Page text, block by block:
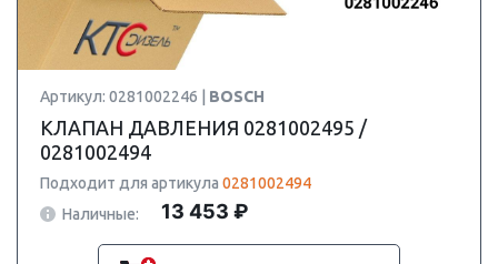
Артикул: 0281002246 | BOSCH
КЛАПАН ДАВЛЕНИЯ 0281002495 /
0281002494
Подходит для артикула 0281002494
Наличные:
13 453 ₽